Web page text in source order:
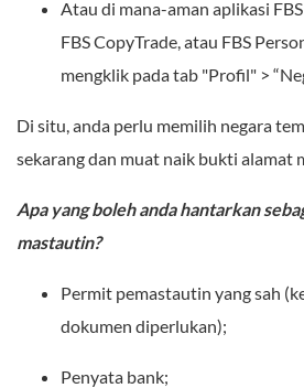
Atau di mana-aman aplikasi
FBS CopyTrade, atau FBS
mengklik pada tab "Profil" >
Di situ, anda perlu memilih negara
sekarang dan muat naik bukti alamat
Apa yang boleh anda hantarkan
mastautin?
Permit pemastautin yang sah
dokumen diperlukan);
Penyata bank;